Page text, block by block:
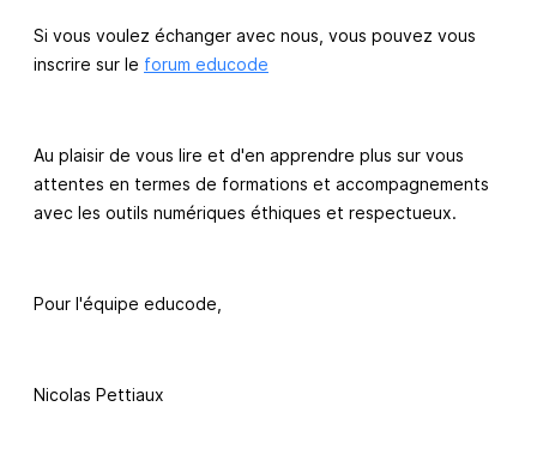
Si vous voulez échanger avec nous, vous pouvez vous
inscrire sur le forum educode
Au plaisir de vous lire et d'en apprendre plus sur vous
attentes en termes de formations et accompagnements
avec les outils numériques éthiques et respectueux.
Pour l'équipe educode,
Nicolas Pettiaux